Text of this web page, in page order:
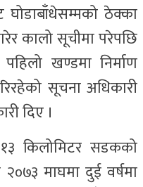
घोडाबाँधेसम्मको ठेक्का
कालो सूचीमा परेपछि
खण्डमा निर्माण
सूचना अधिकारी
दिए ।
किलोमिटर सडकको
माघमा दुई वर्षमा